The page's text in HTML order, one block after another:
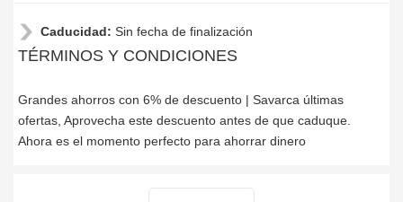
Caducidad: Sin fecha de finalización
TÉRMINOS Y CONDICIONES
Grandes ahorros con 6% de descuento | Savarca últimas
ofertas, Aprovecha este descuento antes de que caduque.
Ahora es el momento perfecto para ahorrar dinero